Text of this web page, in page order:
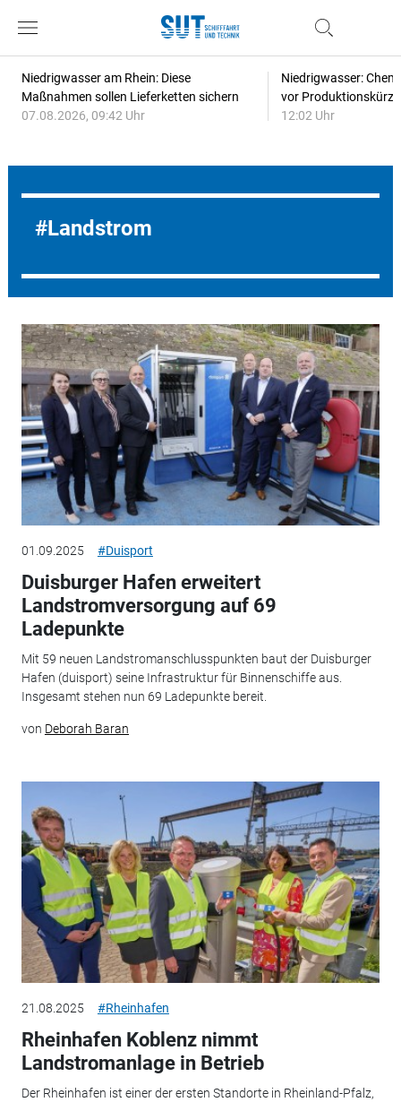
Niedrigwasser am Rhein: Diese
Maßnahmen sollen Lieferketten sichern
07.08.2026, 09:42 Uhr
Niedrigwasser:
vor
12:02 Uhr
Landstrom
01.09.2025 #Duisport
Duisburger Hafen erweitert
Landstromversorgung auf 69
Ladepunkte
Mit 59 neuen Landstromanschlusspunkten baut der Duisburger
Hafen (duisport) seine Infrastruktur für Binnenschiffe aus.
Insgesamt stehen nun 69 Ladepunkte bereit.
von Deborah Baran
21.08.2025 #Rheinhafen
Rheinhafen Koblenz nimmt
Landstromanlage in Betrieb
Der Rheinhafen ist einer der ersten Standorte in Rheinland-Pfalz,